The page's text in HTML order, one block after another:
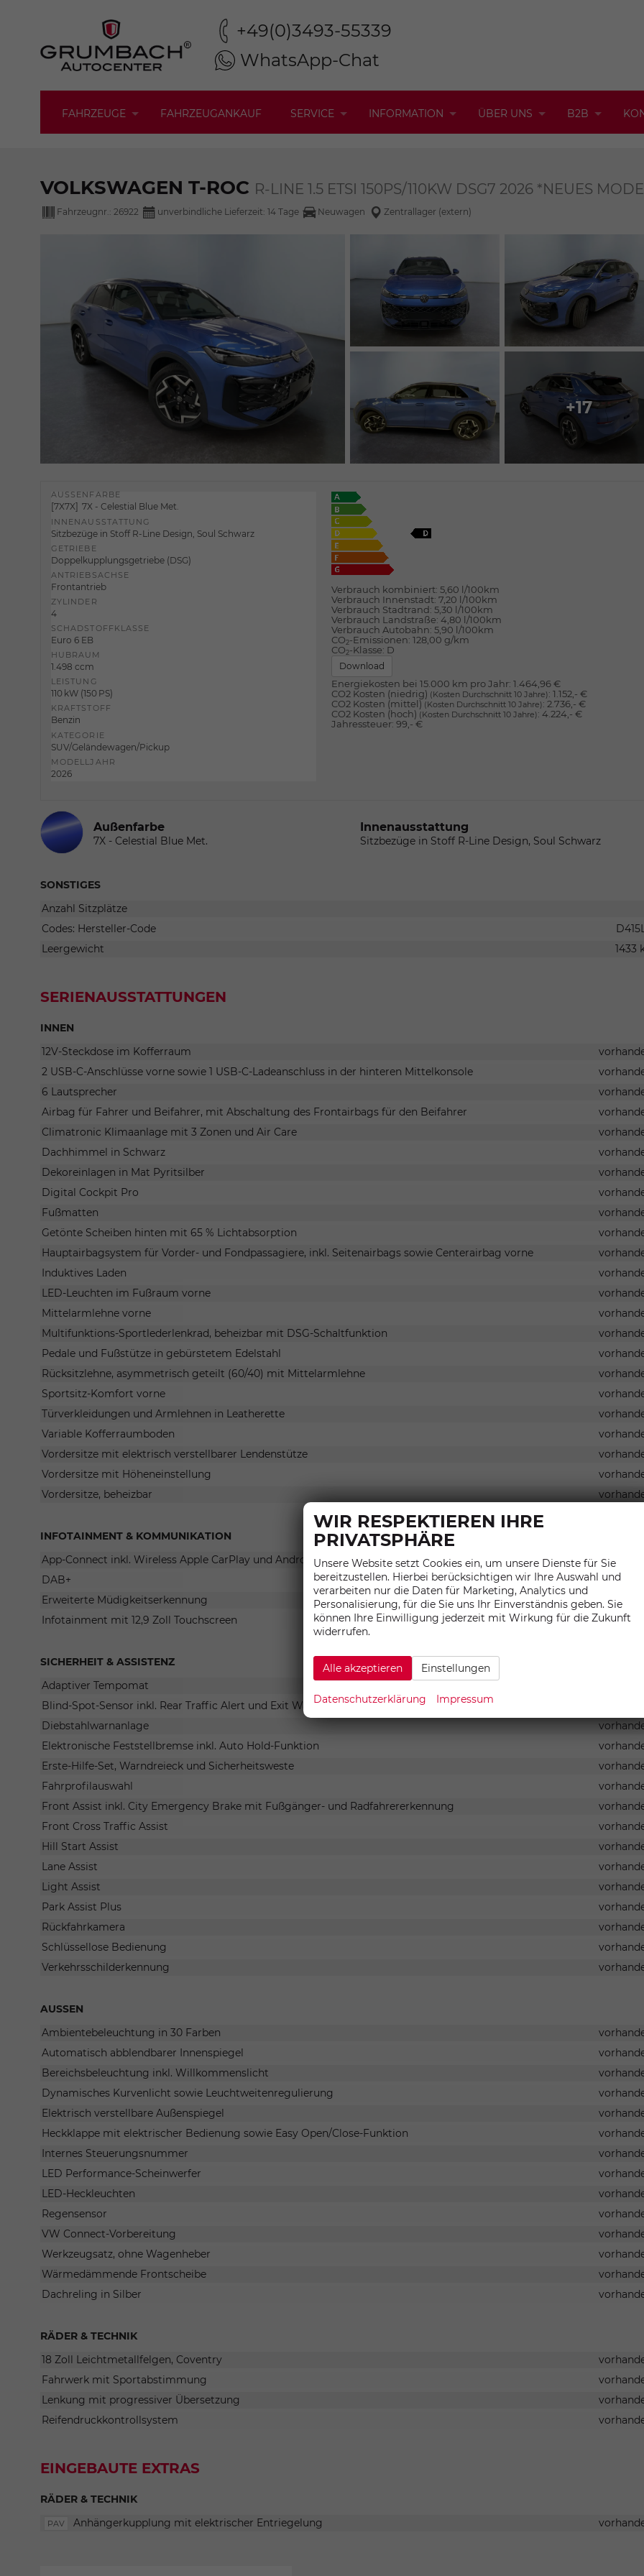
+49(0)3493-55339
WhatsApp-Chat
FAHRZEUGE FAHRZEUGANKAUF SERVICE INFORMATION ÜBER UNS B2B
VOLKSWAGEN T-ROC R-LINE 1.5 ETSI 150PS/110KW DSG7 2026 *NEUES
Fahrzeugnr.: 26922 unverbindliche Lieferzeit: 14 Tage Neuwagen Zentrallager (extern)
+17
AUSSENFARBE
7X7X 7X - Celestial Blue Met.
INNENAUSSTATTUNG
Sitzbezüge in Stoff R-Line Design, Soul Schwarz
GETRIEBE
Doppelkupplungsgetriebe (DSG)
ANTRIEBSACHSE
Frontantrieb
ZYLINDER
4
SCHADSTOFFKLASSE
Euro 6 EB
HUBRAUM
1.498 ccm
LEISTUNG
110 kW (150 PS)
KRAFTSTOFF
Benzin
KATEGORIE
SUV/Geländewagen/Pickup
MODELLJAHR
2026
Verbrauch kombiniert: 5,60 l/100km
Verbrauch Innenstadt: 7,20 l/100km
Verbrauch Stadtrand: 5,30 l/100km
Verbrauch Landstraße: 4,80 l/100km
Verbrauch Autobahn: 5,90 l/100km
CO2-Emissionen: 128,00 g/km
CO2-Klasse: D
Download
Energiekosten bei 15.000 km pro Jahr: 1.464,96 €
CO2 Kosten (niedrig) (Kosten Durchschnitt 10 Jahre): 1.152,- €
CO2 Kosten (mittel) (Kosten Durchschnitt 10 Jahre): 2.736,- €
CO2 Kosten (hoch) (Kosten Durchschnitt 10 Jahre): 4.224,- €
Jahressteuer: 99,- €
Außenfarbe
7X - Celestial Blue Met.
Innenausstattung
Sitzbezüge in Stoff R-Line Design, Soul Schwarz
SONSTIGES
Anzahl Sitzplätze
Codes: Hersteller-Code
Leergewicht
1433
SERIENAUSSTATTUNGEN
INNEN
12V-Steckdose im Kofferraum
2 USB-C-Anschlüsse vorne sowie 1 USB-C-Ladeanschluss in der hinteren Mittelkonsole
6 Lautsprecher
Airbag für Fahrer und Beifahrer, mit Abschaltung des Frontairbags für den Beifahrer
Climatronic Klimaanlage mit 3 Zonen und Air Care
Dachhimmel in Schwarz
Dekoreinlagen in Mat Pyritsilber
Digital Cockpit Pro
Fußmatten
Getönte Scheiben hinten mit 65 % Lichtabsorption
Hauptairbagsystem für Vorder- und Fondpassagiere, inkl. Seitenairbags sowie Centerairbag vorne
Induktives Laden
LED-Leuchten im Fußraum vorne
Mittelarmlehne vorne
Multifunktions-Sportlederlenkrad, beheizbar mit DSG-Schaltfunktion
Pedale und Fußstütze in gebürstetem Edelstahl
Rücksitzlehne, asymmetrisch geteilt (60/40) mit Mittelarmlehne
Sportsitz-Komfort vorne
Türverkleidungen und Armlehnen in Leatherette
Variable Kofferraumboden
Vordersitze mit elektrisch verstellbarer Lendenstütze
Vordersitze mit Höheneinstellung
Vordersitze, beheizbar
INFOTAINMENT & KOMMUNIKATION
App-Connect inkl. Wireless Apple CarPlay und Android Auto
DAB+
Erweiterte Müdigkeitserkennung
Infotainment mit 12,9 Zoll Touchscreen
SICHERHEIT & ASSISTENZ
Adaptiver Tempomat
Blind-Spot-Sensor inkl. Rear Traffic Alert und Exit Warning System
Diebstahlwarnanlage
Elektronische Feststellbremse inkl. Auto Hold-Funktion
Erste-Hilfe-Set, Warndreieck und Sicherheitsweste
Fahrprofilauswahl
Front Assist inkl. City Emergency Brake mit Fußgänger- und Radfahrererkennung
Front Cross Traffic Assist
Hill Start Assist
Lane Assist
Light Assist
Park Assist Plus
Rückfahrkamera
Schlüssellose Bedienung
Verkehrsschilderkennung
AUSSEN
Ambientebeleuchtung in 30 Farben
Automatisch abblendbarer Innenspiegel
Bereichsbeleuchtung inkl. Willkommenslicht
Dynamisches Kurvenlicht sowie Leuchtweitenregulierung
Elektrisch verstellbare Außenspiegel
Heckklappe mit elektrischer Bedienung sowie Easy Open/Close-Funktion
Internes Steuerungsnummer
LED Performance-Scheinwerfer
LED-Heckleuchten
Regensensor
VW Connect-Vorbereitung
Werkzeugsatz, ohne Wagenheber
Wärmedämmende Frontscheibe
Dachreling in Silber
RÄDER & TECHNIK
18 Zoll Leichtmetallfelgen, Coventry
Fahrwerk mit Sportabstimmung
Lenkung mit progressiver Übersetzung
Reifendruckkontrollsystem
EINGEBAUTE EXTRAS
RÄDER & TECHNIK
PAV Anhängerkupplung mit elektrischer Entriegelung
WIR RESPEKTIEREN IHRE
PRIVATSPHÄRE
Unsere Website setzt Cookies ein, um unsere Dienste für Sie
bereitzustellen. Hierbei berücksichtigen wir Ihre Auswahl und
verarbeiten nur die Daten für Marketing, Analytics und
Personalisierung, für die Sie uns Ihr Einverständnis geben. Sie
können Ihre Einwilligung jederzeit mit Wirkung für die Zukunft
widerrufen.
Alle akzeptieren Einstellungen
Datenschutzerklärung Impressum